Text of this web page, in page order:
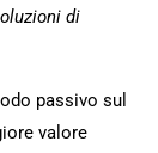
di
passivo sul
valore